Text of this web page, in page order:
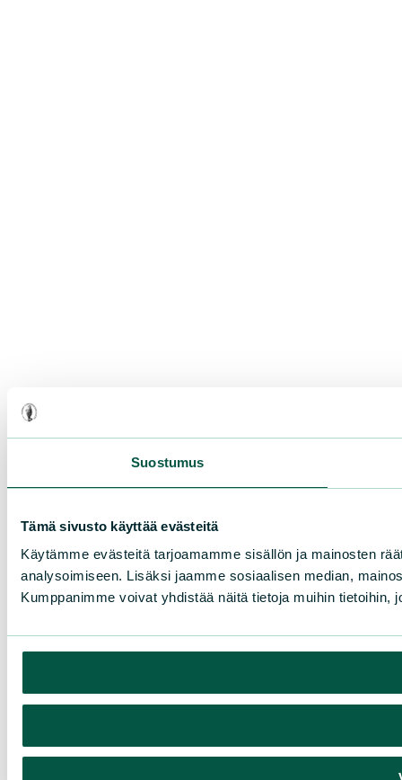
Suostumus
Tämä sivusto käyttää evästeitä
Käytämme evästeitä tarjoamamme sisällön ja mainosten
analysoimiseen. Lisäksi jaamme sosiaalisen median,
Kumppanimme voivat yhdistää näitä tietoja muihin tietoihin,